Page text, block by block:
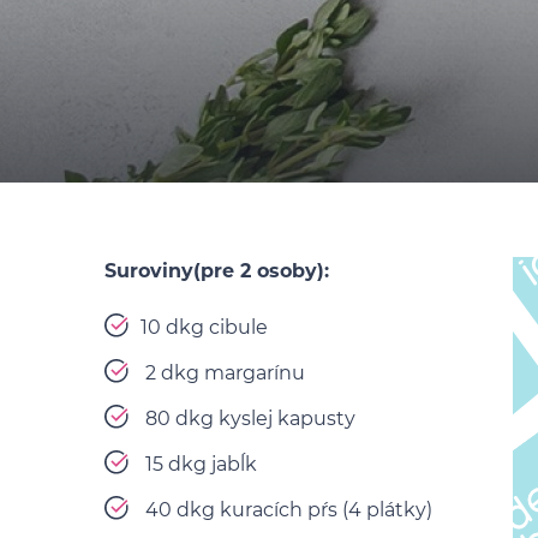
Suroviny(pre 2 osoby):
10 dkg cibule
2 dkg margarínu
80 dkg kyslej kapusty
15 dkg jabĺk
40 dkg kuracích pŕs (4 plátky)